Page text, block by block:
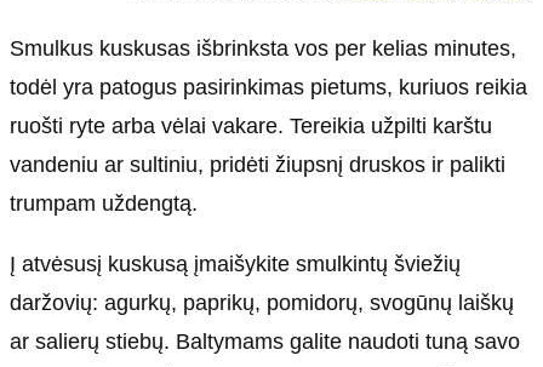
Smulkus kuskusas išbrinksta vos per kelias minutes,
todėl yra patogus pasirinkimas pietums, kuriuos reikia
ruošti ryte arba vėlai vakare. Tereikia užpilti karštu
vandeniu ar sultiniu, pridėti žiupsnį druskos ir palikti
trumpam uždengtą.
Į atvėsusį kuskusą įmaišykite smulkintų šviežių
daržovių: agurkų, paprikų, pomidorų, svogūnų laiškų
ar salierų stiebų. Baltymams galite naudoti tuną savo